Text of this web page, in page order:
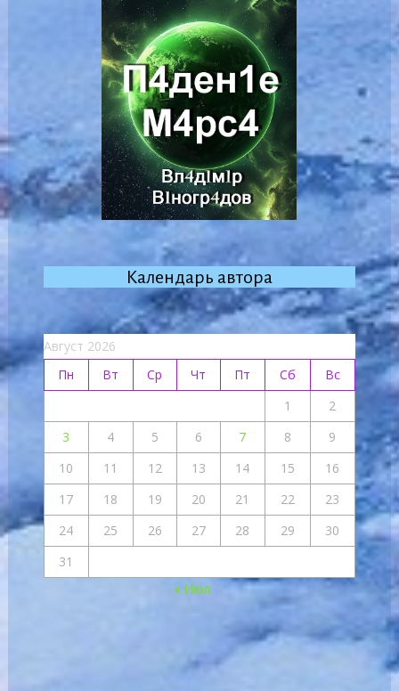
Календарь автора
Август 2026
Пн
Вт Ср Чт Пт Сб
Вс
1
2
3
4 5 6 7 8
9
10
11 12 13 14 15
16
17
18 19 20 21 22
23
24
25 26 27 28 29
30
31
« Июл